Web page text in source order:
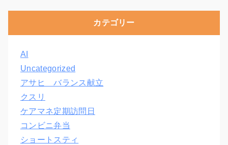
カテゴリー
AI
Uncategorized
アサヒ バランス献立
クスリ
ケアマネ定期訪問日
コンビニ弁当
ショートスティ